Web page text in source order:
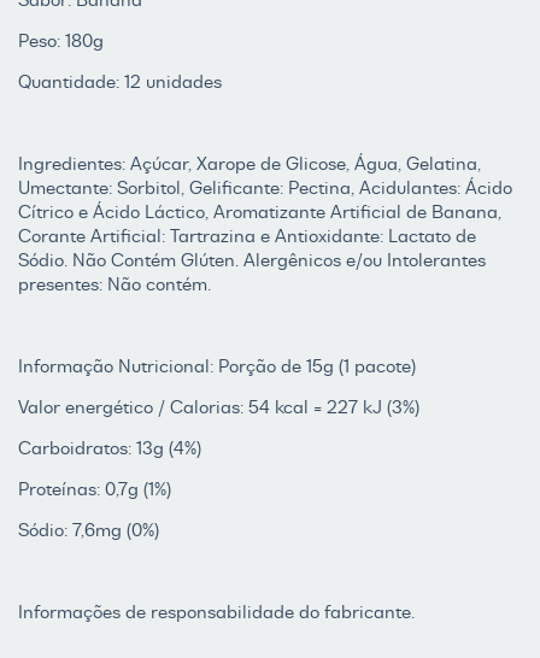
Peso: 180g
Quantidade: 12 unidades
Ingredientes: Açúcar, Xarope de Glicose, Água, Gelatina,
Umectante: Sorbitol, Gelificante: Pectina, Acidulantes: Ácido
Cítrico e Ácido Láctico, Aromatizante Artificial de Banana,
Corante Artificial: Tartrazina e Antioxidante: Lactato de
Sódio. Não Contém Glúten. Alergênicos e/ou Intolerantes
presentes: Não contém.
Informação Nutricional: Porção de 15g (1 pacote)
Valor energético / Calorias: 54 kcal = 227 kJ (3%)
Carboidratos: 13g (4%)
Proteínas: 0,7g (1%)
Sódio: 7,6mg (0%)
Informações de responsabilidade do fabricante.